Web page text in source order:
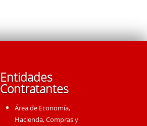
Entidades
Contratantes
Área de Economía,
Hacienda, Compras y